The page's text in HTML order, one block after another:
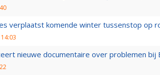
verplaatst komende winter tussenstop op
nieuwe documentaire over problemen bij